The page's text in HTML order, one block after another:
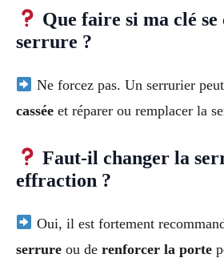
Que faire si ma clé se
serrure ?
Ne forcez pas. Un serrurier peut
cassée et réparer ou remplacer la
Faut-il changer la
effraction ?
Oui, il est fortement
serrure ou de renforcer la porte